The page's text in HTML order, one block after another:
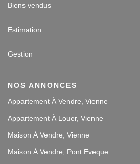
Biens vendus
Estimation
Gestion
NOS ANNONCES
Appartement À Vendre, Vienne
Appartement À Louer, Vienne
Maison À Vendre, Vienne
Maison À Vendre, Pont Eveque